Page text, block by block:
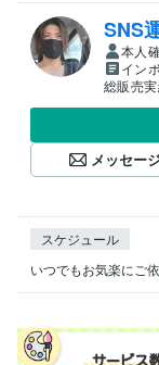
SNS
本人
イン
総販売
メッセー
スケジュール
いつでもお気楽にご